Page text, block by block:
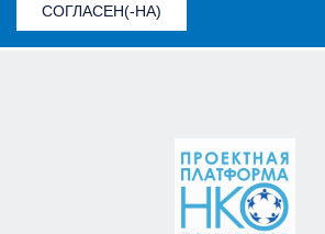
СОГЛАСЕН(-НА)